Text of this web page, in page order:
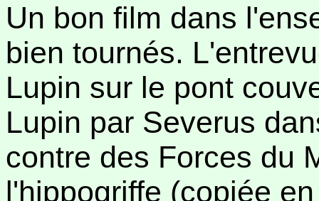
Un bon film dans
bien tournés.
Lupin sur le pont
Lupin par Severus
contre des Forces du
l'hippogriffe (copiée